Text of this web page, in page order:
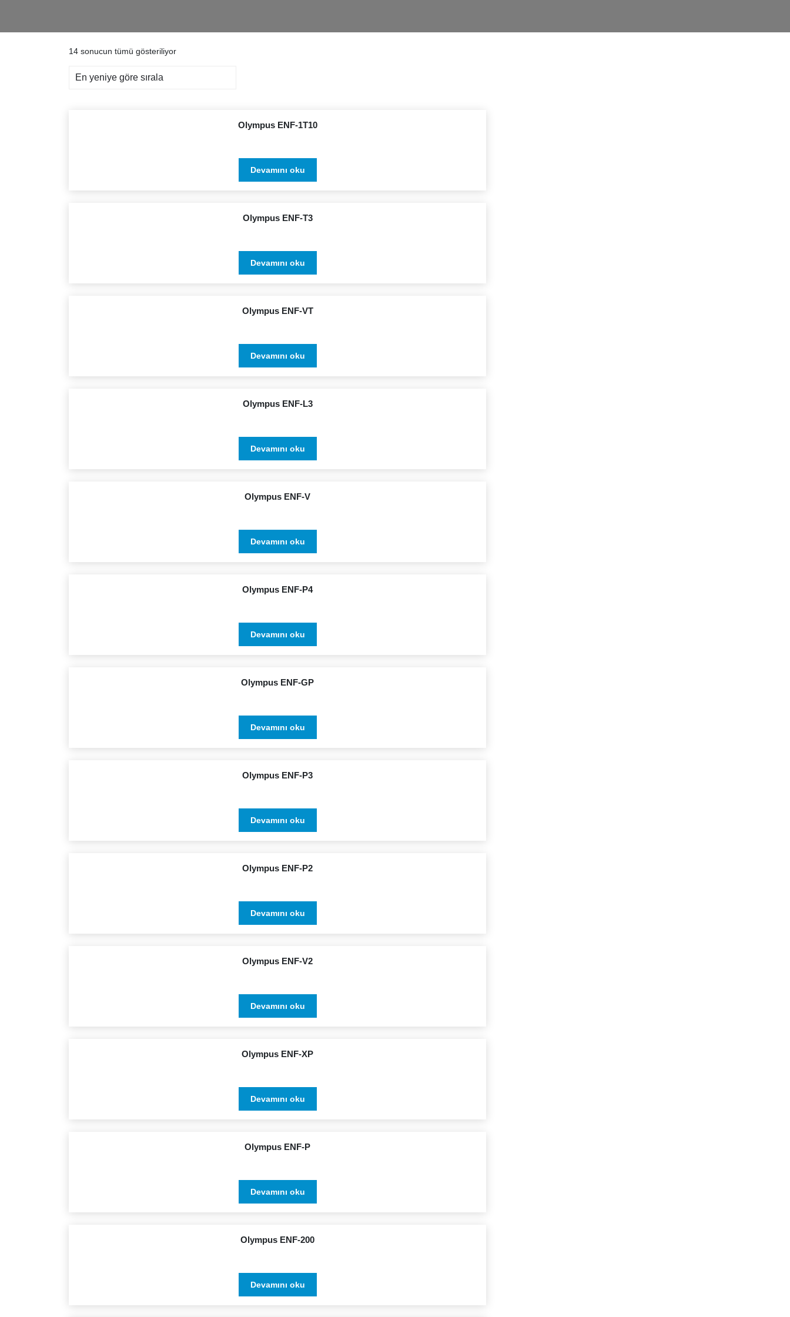
14 sonucun tümü gösteriliyorEn
Olympus ENF-1T10
Devamını oku
Olympus ENF-T3
Devamını oku
Olympus ENF-VT
Devamını oku
Olympus ENF-L3
Devamını oku
Olympus ENF-V
Devamını oku
Olympus ENF-P4
Devamını oku
Olympus ENF-GP
Devamını oku
Olympus ENF-P3
Devamını oku
Olympus ENF-P2
Devamını oku
Olympus ENF-V2
Devamını oku
Olympus ENF-XP
Devamını oku
Olympus ENF-P
Devamını oku
Olympus ENF-200
Devamını oku